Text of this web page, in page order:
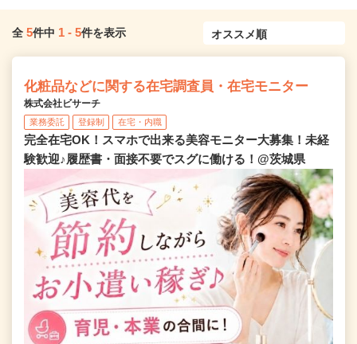
全 5件中 1 - 5件を表示
化粧品などに関する在宅調査員・在宅モニター
株式会社ビサーチ
業務委託 登録制 在宅・内職
完全在宅OK！スマホで出来る美容モニター大募集！未経
験歓迎♪履歴書・面接不要でスグに働ける！@茨城県